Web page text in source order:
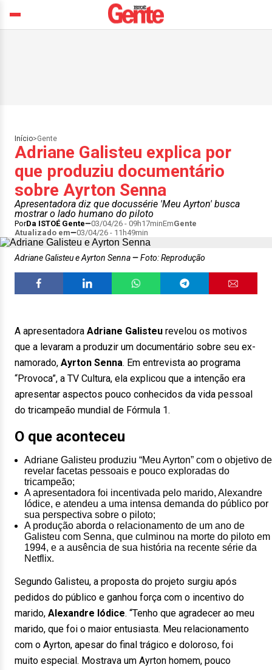
Início>Gente
Adriane Galisteu explica por
que produziu documentário
sobre Ayrton Senna
Apresentadora diz que docussérie 'Meu Ayrton' busca
mostrar o lado humano do piloto
PorDa ISTOÉ Gente 03/04/26 - 09h17minEmGente
Atualizado em
03/04/26 - 11h49min
Adriane Galisteu e Ayrton Senna Foto: Reprodução
A apresentadora Adriane Galisteu revelou os motivos
que a levaram a produzir um documentário sobre seu ex-
namorado, Ayrton Senna. Em entrevista ao programa
“Provoca”, a TV Cultura, ela explicou que a intenção era
apresentar aspectos pouco conhecidos da vida pessoal
do tricampeão mundial de Fórmula 1.
O que aconteceu
Adriane Galisteu produziu “Meu Ayrton” com o objetivo de
revelar facetas pessoais e pouco exploradas do
tricampeão;
A apresentadora foi incentivada pelo marido, Alexandre
Iódice, e atendeu a uma intensa demanda do público por
sua perspectiva sobre o piloto;
A produção aborda o relacionamento de um ano de
Galisteu com Senna, que culminou na morte do piloto em
1994, e a ausência de sua história na recente série da
Netflix.
Segundo Galisteu, a proposta do projeto surgiu após
pedidos do público e ganhou força com o incentivo do
marido, Alexandre Iódice. “Tenho que agradecer ao meu
marido, que foi o maior entusiasta. Meu relacionamento
com o Ayrton, apesar do final trágico e doloroso, foi
muito especial. Mostrava um Ayrton homem, pouco